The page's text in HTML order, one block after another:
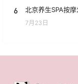
6 北京养生SPA按
7月23日